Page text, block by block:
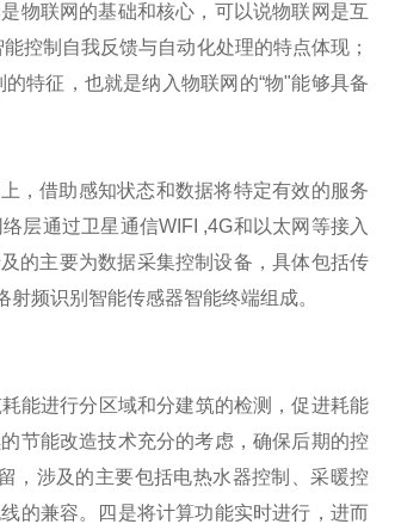
物联网的基础和核心，可以说物联网是互
控制自我反馈与自动化处理的特点体现；
特征，也就是纳入物联网的“物"能够具备
，借助感知状态和数据将特定有效的服务
层通过卫星通信WIFI ,4G和以太网等接入
的主要为数据采集控制设备，具体包括传
频识别智能传感器智能终端组成。
能进行分区域和分建筑的检测，促进耗能
节能改造技术充分的考虑，确保后期的控
，涉及的主要包括电热水器控制、采暖控
的兼容。四是将计算功能实时进行，进而